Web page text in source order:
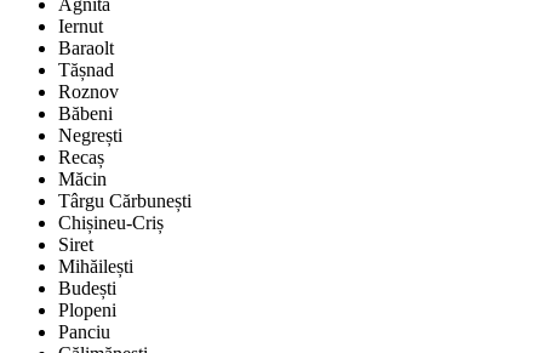
Agnita
Iernut
Baraolt
Tășnad
Roznov
Băbeni
Negrești
Recaș
Măcin
Târgu Cărbunești
Chișineu-Criș
Siret
Mihăilești
Budești
Plopeni
Panciu